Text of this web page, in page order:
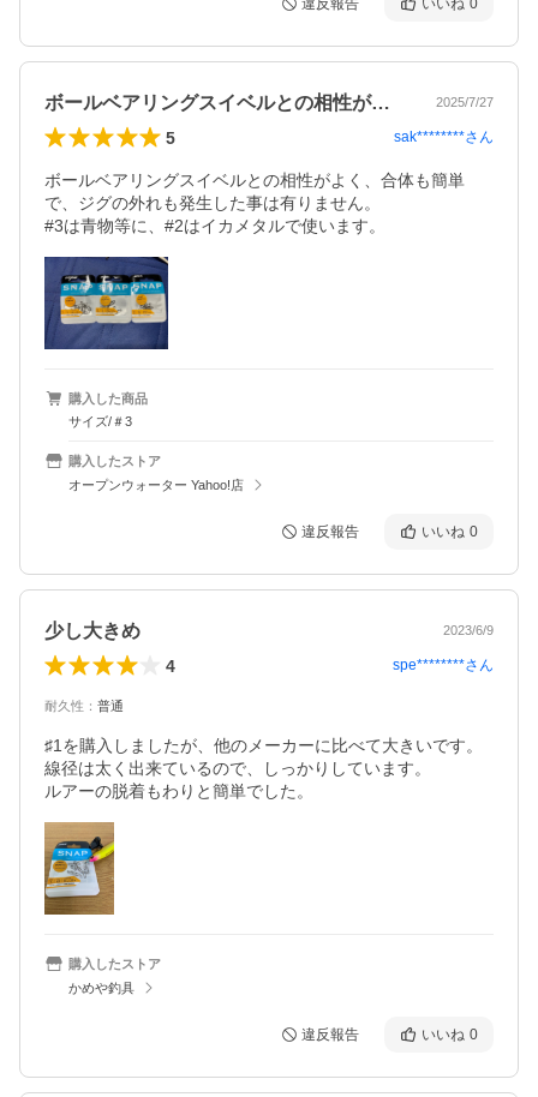
違反報告 いいね 0
ボールベアリングスイベルとの相性がよく… 2025/7/27
5 sak********さん
ボールベアリングスイベルとの相性がよく、合体も簡単
で、ジグの外れも発生した事は有りません。
#3は青物等に、#2はイカメタルで使います。
購入した商品
サイズ/＃3
購入したストア
オープンウォーター Yahoo!店
違反報告 いいね 0
少し大きめ 2023/6/9
4 spe********さん
耐久性 ： 普通
♯1を購入しましたが、他のメーカーに比べて大きいです。
線径は太く出来ているので、しっかりしています。
ルアーの脱着もわりと簡単でした。
購入したストア
かめや釣具
違反報告 いいね 0